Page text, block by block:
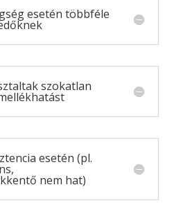
esetén többféle
szokatlan
esetén (pl.
nem hat)